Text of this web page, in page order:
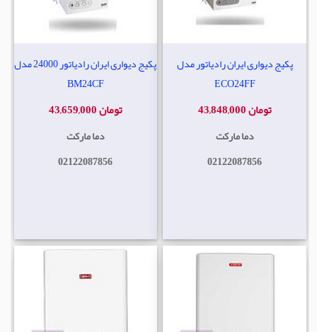
پکیج دیواری ایران رادیاتور 24000 مدل
BM24CF
43,659,000 تومان
دما مارکت
02122087856
پکیج دیواری ایران رادیاتور مدل
ECO24FF
43,848,000 تومان
دما مارکت
02122087856